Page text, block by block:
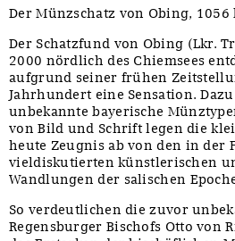
Der Münzschatz von Obing, 1056
Der Schatzfund von Obing (Lkr.
2000 nördlich des Chiemsees
aufgrund seiner frühen
Jahrhundert eine Sensation.
unbekannte bayerische
von Bild und Schrift legen die
heute Zeugnis ab von den in der
vieldiskutierten künstlerischen
Wandlungen der salischen
So verdeutlichen die zuvor
Regensburger Bischofs Otto von